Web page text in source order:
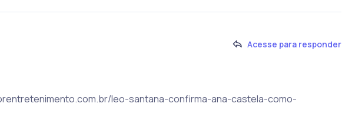
Acesse para responder
leo-santana-confirma-ana-castela-como-